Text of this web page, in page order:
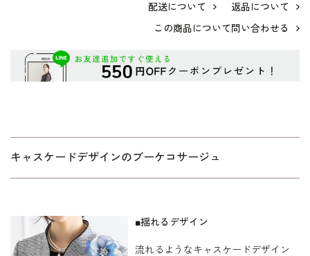
配送について
返品について
この商品について問い合わせる
キャスケードデザインのブーケコサージュ
■揺れるデザイン
流れるようなキャスケードデザイン